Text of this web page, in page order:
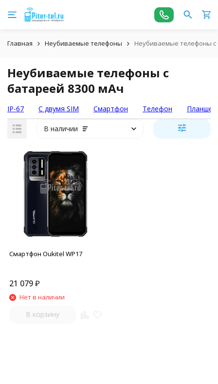
Главная Неубиваемые телефоны Неубиваемые телефоны с
Неубиваемые телефоны с
батареей 8300 мАч
IP-67 С двумя SIM Смартфон Телефон Планшет
В наличии
Смартфон Oukitel WP17
21 079₽
Нет в наличии
В корзину